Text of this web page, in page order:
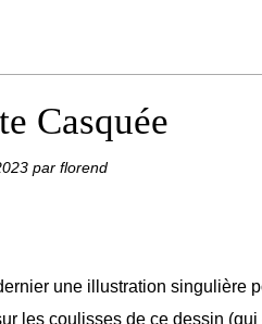
Casquée
par florend
une illustration singulière
les coulisses de ce dessin